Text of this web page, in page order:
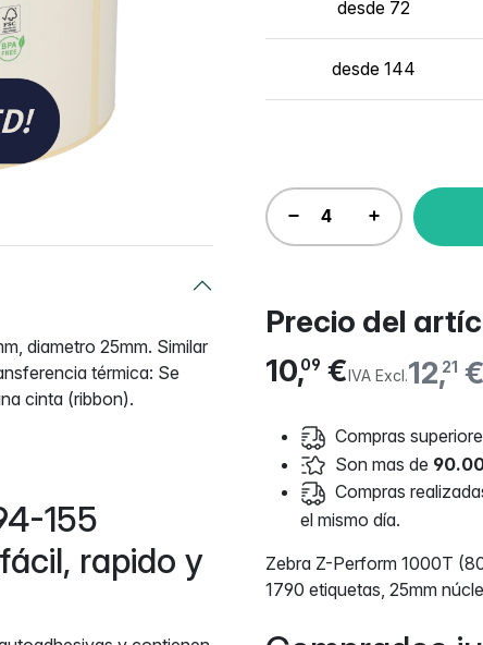
desde 72
desde 144
Precio del
12,21
10,09 €IVA Excl.
Compras
Son mas de
Compras
el mismo día.
Zebra Z-Perform 1000T
1790 etiquetas, 25mm
diametro 25mm. Similar
térmica: Se
cinta (ribbon).
155
rapido y